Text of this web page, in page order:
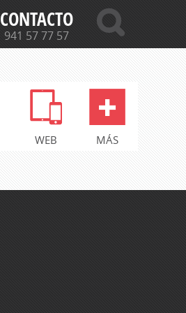
CONTACTO
941 57 77 57
WEB MÁS